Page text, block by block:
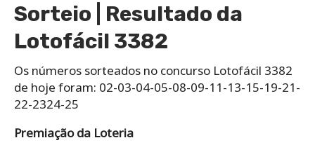
Sorteio | Resultado da
Lotofácil 3382
Os números sorteados no concurso Lotofácil 3382
de hoje foram: 02-03-04-05-08-09-11-13-15-19-21-
22-2324-25
Premiação da Loteria